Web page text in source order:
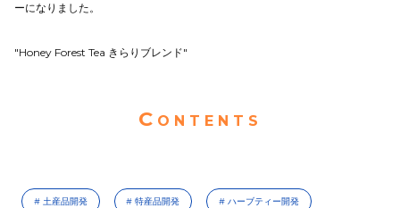
ーになりました。
"Honey Forest Tea きらりブレンド"
C ONTENTS
土産品開発 特産品開発 ハーブティー開発